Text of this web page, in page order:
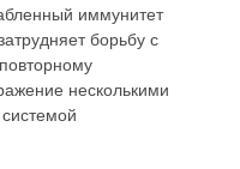
иммунитет
борьбу с
несколькими